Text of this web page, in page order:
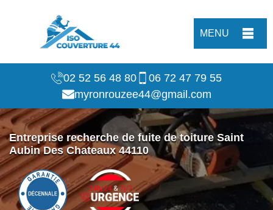
MENU
02 52 56 48 80
06 72 47 79 55
myronrouzee44@gmail.com
Entreprise recherche de fuite de toiture Saint
Aubin Des Chateaux 44110